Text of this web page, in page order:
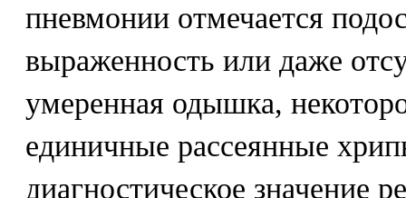
пневмонии отмечается
выраженность или даже
умеренная одышка,
единичные рассеянные
диагностическое значение